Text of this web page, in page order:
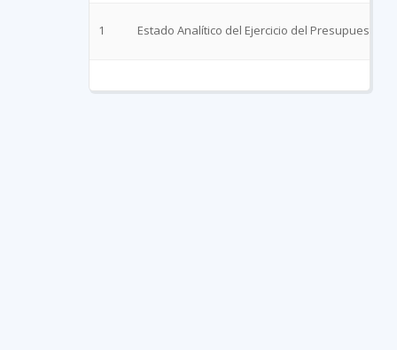
1 Estado Analítico del Ejercicio del Presupuesto